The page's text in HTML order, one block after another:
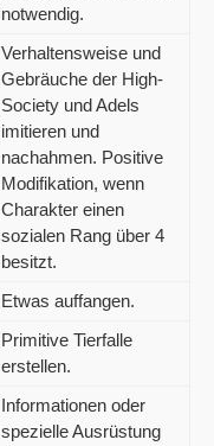
notwendig.
Verhaltensweise und
Gebräuche der High-
Society und Adels
imitieren und
nachahmen. Positive
Modifikation, wenn
Charakter einen
sozialen Rang über 4
besitzt.
Etwas auffangen.
Primitive Tierfalle
erstellen.
Informationen oder
spezielle Ausrüstung